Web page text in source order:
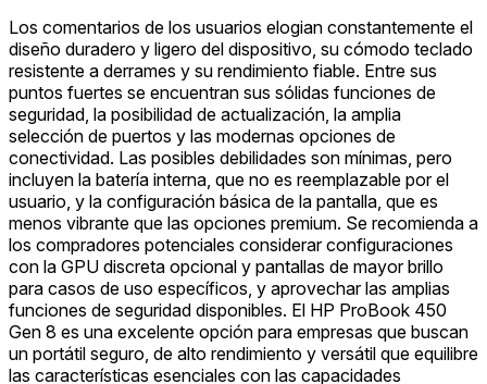
Los comentarios de los usuarios elogian constantemente el
diseño duradero y ligero del dispositivo, su cómodo teclado
resistente a derrames y su rendimiento fiable. Entre sus
puntos fuertes se encuentran sus sólidas funciones de
seguridad, la posibilidad de actualización, la amplia
selección de puertos y las modernas opciones de
conectividad. Las posibles debilidades son mínimas, pero
incluyen la batería interna, que no es reemplazable por el
usuario, y la configuración básica de la pantalla, que es
menos vibrante que las opciones premium. Se recomienda a
los compradores potenciales considerar configuraciones
con la GPU discreta opcional y pantallas de mayor brillo
para casos de uso específicos, y aprovechar las amplias
funciones de seguridad disponibles. El HP ProBook 450
Gen 8 es una excelente opción para empresas que buscan
un portátil seguro, de alto rendimiento y versátil que equilibre
las características esenciales con las capacidades